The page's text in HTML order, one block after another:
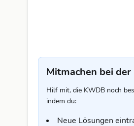
Mitmachen bei der
Hilf mit, die KWDB noch
indem du:
Neue Lösungen